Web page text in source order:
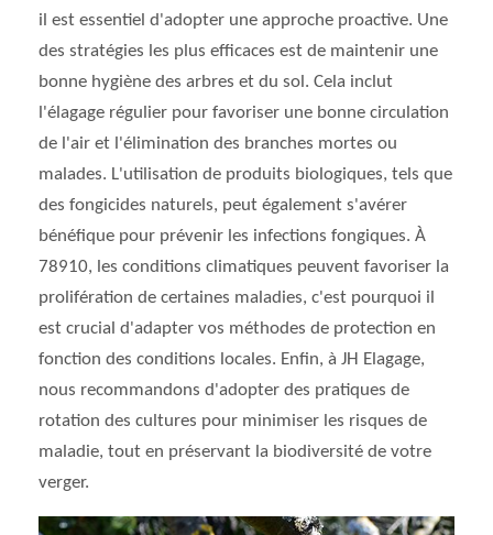
il est essentiel d'adopter une approche proactive. Une
des stratégies les plus efficaces est de maintenir une
bonne hygiène des arbres et du sol. Cela inclut
l'élagage régulier pour favoriser une bonne circulation
de l'air et l'élimination des branches mortes ou
malades. L'utilisation de produits biologiques, tels que
des fongicides naturels, peut également s'avérer
bénéfique pour prévenir les infections fongiques. À
78910, les conditions climatiques peuvent favoriser la
prolifération de certaines maladies, c'est pourquoi il
est crucial d'adapter vos méthodes de protection en
fonction des conditions locales. Enfin, à JH Elagage,
nous recommandons d'adopter des pratiques de
rotation des cultures pour minimiser les risques de
maladie, tout en préservant la biodiversité de votre
verger.